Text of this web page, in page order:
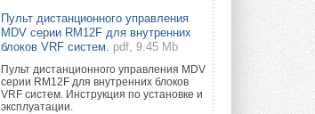
Пульт дистанционного управления
MDV серии RM12F для внутренних
блоков VRF систем.
pdf, 9.45 Mb
Пульт дистанционного управления MDV
серии RM12F для внутренних блоков
VRF систем. Инструкция по установке и
эксплуатации.